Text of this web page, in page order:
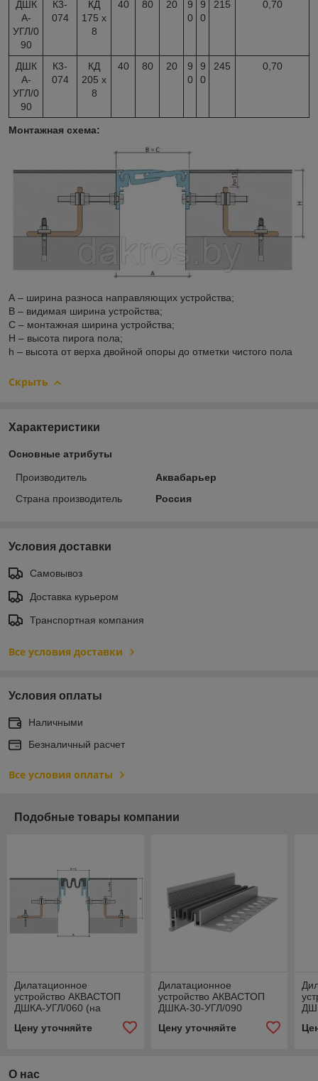
ДШК
А-
УГЛ/0
90
К3-
074
КД
175 x
8
40 80 20
9
0
9
0
215 0,70
ДШК
А-
УГЛ/0
90
К3-
074
КД
205 x
8
40 80 20
9
0
9
0
245 0,70
Монтажная схема:
А – ширина разноса направляющих устройства;
В – видимая ширина устройства;
С – монтажная ширина устройства;
Н – высота пирога пола;
h – высота от верха двойной опоры до отметки чистого пола
Скрыть
Характеристики
Основные атрибуты
Производитель
Аквабарьер
Страна производитель
Россия
Условия доставки
Самовывоз
Доставка курьером
Транспортная компания
Все условия доставки
Условия оплаты
Наличными
Безналичный расчет
Все условия оплаты
Подобные товары компании
Дилатационное
устройство АКВАСТОП
ДШКА-УГЛ/060 (на
Цену уточняйте
Дилатационное
устройство АКВАСТОП
ДШКА-30-УГЛ/090
Цену уточняйте
О нас